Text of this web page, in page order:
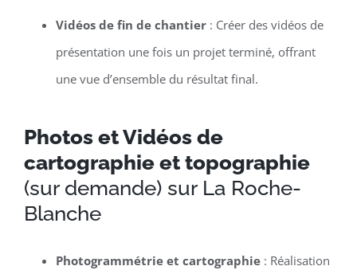
Vidéos de fin de chantier: Créer des vidéos de
présentation une fois un projet terminé, offrant
une vue d’ensemble du résultat final.
Photos et Vidéos de
cartographie et topographie
(sur demande) sur La Roche-
Blanche
Photogrammétrie et cartographie: Réalisation